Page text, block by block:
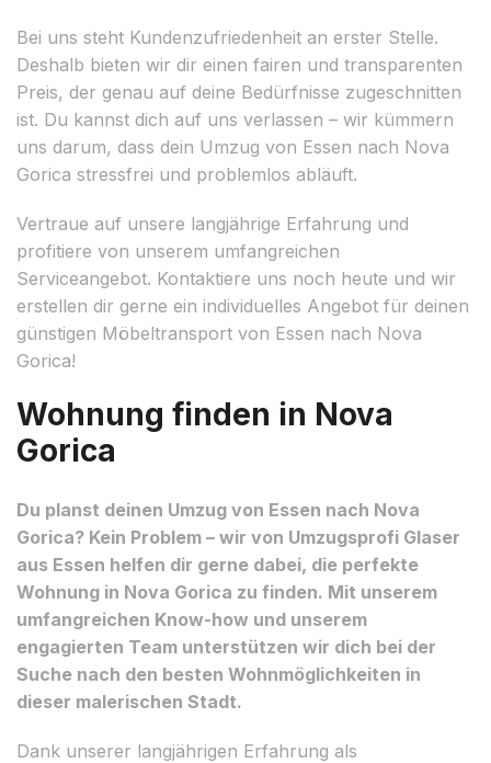
Bei uns steht Kundenzufriedenheit an erster Stelle.
Deshalb bieten wir dir einen fairen und transparenten
Preis, der genau auf deine Bedürfnisse zugeschnitten
ist. Du kannst dich auf uns verlassen – wir kümmern
uns darum, dass dein Umzug von Essen nach Nova
Gorica stressfrei und problemlos abläuft.
Vertraue auf unsere langjährige Erfahrung und
profitiere von unserem umfangreichen
Serviceangebot. Kontaktiere uns noch heute und wir
erstellen dir gerne ein individuelles Angebot für deinen
günstigen Möbeltransport von Essen nach Nova
Gorica!
Wohnung finden in Nova
Gorica
Du planst deinen Umzug von Essen nach Nova
Gorica? Kein Problem – wir von Umzugsprofi Glaser
aus Essen helfen dir gerne dabei, die perfekte
Wohnung in Nova Gorica zu finden. Mit unserem
umfangreichen Know-how und unserem
engagierten Team unterstützen wir dich bei der
Suche nach den besten Wohnmöglichkeiten in
dieser malerischen Stadt.
Dank unserer langjährigen Erfahrung als